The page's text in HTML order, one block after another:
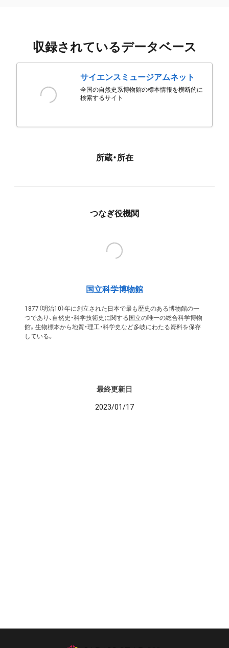
収録されているデータベース
サイエンスミュージアムネット
全国の自然史系博物館の標本情報を横断的に
検索するサイト
所蔵・所在
つなぎ役機関
国立科学博物館
1877（明治10）年に創立された日本で最も歴史のある博物館の一
つであり、自然史・科学技術史に関する国立の唯一の総合科学博物
館。生物標本から地質・理工・科学史など多岐にわたる資料を保存
している。
最終更新日
2023/01/17